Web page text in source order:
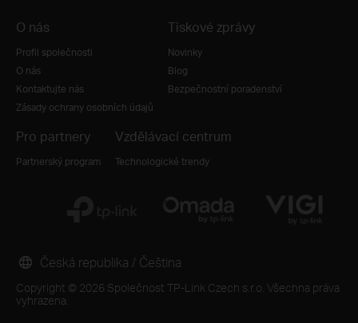
O nás
Profil společnosti
O nás
Kontaktujte nás
Zásady ochrany osobních údajů
Tiskové zprávy
Novinky
Blog
Bezpečnostní poradenství
Pro partnery
Partnerský program
Vzdělávací centrum
Technologické trendy
Copyright © 2026 Společnost TP-Link Czech s.r.o. Všechna práva
vyhrazena.
Česká republika / Čeština